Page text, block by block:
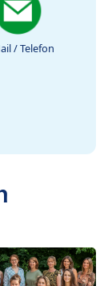
/ Telefon